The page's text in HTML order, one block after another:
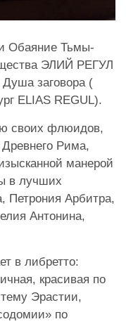
Обаяние Тьмы-
ЭЛИЙ РЕГУЛ
заговора (
ELIAS REGUL).
своих флюидов,
Древнего Рима,
манерой
в лучших
Петрония Арбитра,
Антонина,
в либретто:
красивая по
Эрастии,
по